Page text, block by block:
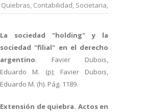
Quiebras, Contabilidad, Societaria,
La sociedad "holding" y la
sociedad "filial" en el derecho
argentino. Favier Dubois,
Eduardo M. (p); Favier Dubois,
Eduardo M. (h). Pág. 1189.
Extensión de quiebra. Actos en